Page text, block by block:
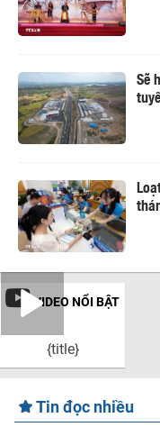
Sẽ
VIDEO NỔI BẬT
{title}
Tin đọc nhiều